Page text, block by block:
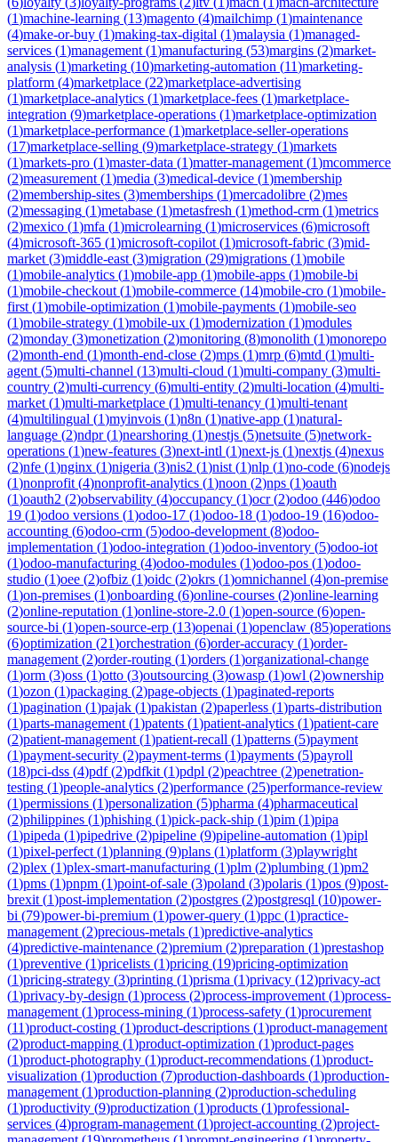
(1)machine-learning (13)magento (4)mailchimp (1)maintenance
(4)make-or-buy (1)making-tax-digital (1)malaysia (1)managed-
services (1)management (1)manufacturing (53)margins (2)market-
analysis (1)marketing (10)marketing-automation (11)marketing-
platform (4)marketplace (22)marketplace-advertising
(1)marketplace-analytics (1)marketplace-fees (1)marketplace-
integration (9)marketplace-operations (1)marketplace-optimization
(1)marketplace-performance (1)marketplace-seller-operations
(17)marketplace-selling (9)marketplace-strategy (1)markets
(1)markets-pro (1)master-data (1)matter-management (1)mcommerce
(2)measurement (1)media (3)medical-device (1)membership
(2)membership-sites (3)memberships (1)mercadolibre (2)mes
(2)messaging (1)metabase (1)metasfresh (1)method-crm (1)metrics
(2)mexico (1)mfa (1)microlearning (1)microservices (6)microsoft
(4)microsoft-365 (1)microsoft-copilot (1)microsoft-fabric (3)mid-
market (3)middle-east (3)migration (29)migrations (1)mobile
(1)mobile-analytics (1)mobile-app (1)mobile-apps (1)mobile-bi
(1)mobile-checkout (1)mobile-commerce (14)mobile-cro (1)mobile-
first (1)mobile-optimization (1)mobile-payments (1)mobile-seo
(1)mobile-strategy (1)mobile-ux (1)modernization (1)modules
(2)monday (3)monetization (2)monitoring (8)monolith (1)monorepo
(2)month-end (1)month-end-close (2)mps (1)mrp (6)mtd (1)multi-
agent (5)multi-channel (13)multi-cloud (1)multi-company (3)multi-
country (2)multi-currency (6)multi-entity (2)multi-location (4)multi-
market (1)multi-marketplace (1)multi-tenancy (1)multi-tenant
(4)multilingual (1)myinvois (1)n8n (1)native-app (1)natural-
language (2)ndpr(1)nearshoring (1)nestjs (5)netsuite (5)network-
operations (1)new-features (3)next-intl (1)next-js (1)nextjs (4)nexus
(2)nfe (1)nginx (1)nigeria (3)nis2 (1)nist (1)nlp (1)no-code (6)nodejs
(1)nonprofit (4)nonprofit-analytics (1)noon (2)nps (1)oauth
(1)oauth2 (2)observability (4)occupancy (1)ocr(2)odoo (446)odoo
19 (1)odoo versions (1)odoo-17 (1)odoo-18 (1)odoo-19 (16)odoo-
accounting (6)odoo-crm (5)odoo-development (8)odoo-
implementation (1)odoo-integration (1)odoo-inventory (5)odoo-iot
(1)odoo-manufacturing (4)odoo-modules (1)odoo-pos (1)odoo-
studio (1)oee (2)ofbiz (1)oidc (2)okrs (1)omnichannel (4)on-premise
(1)on-premises (1)onboarding (6)online-courses (2)online-learning
(2)online-reputation (1)online-store-2.0 (1)open-source (6)open-
source-bi (1)open-source-erp (13)openai (1)openclaw (85)operations
(6)optimization (21)orchestration (6)order-accuracy (1)order-
management (2)order-routing (1)orders (1)organizational-change
(1)orm (3)oss (1)otto (3)outsourcing (3)owasp (1)owl (2)ownership
(1)ozon (1)packaging (2)page-objects (1)paginated-reports
(1)pagination (1)pajak (1)pakistan (2)paperless (1)parts-distribution
(1)parts-management (1)patents (1)patient-analytics (1)patient-care
(2)patient-management (1)patient-recall (1)patterns (5)payment
(1)payment-security (2)payment-terms (1)payments (5)payroll
(18)pci-dss (4)pdf(2)pdfkit (1)pdpl (2)peachtree (2)penetration-
testing (1)people-analytics (2)performance (25)performance-review
(1)permissions (1)personalization (5)pharma (4)pharmaceutical
(2)philippines (1)phishing (1)pick-pack-ship (1)pim (1)pipa
(1)pipeda (1)pipedrive (2)pipeline (9)pipeline-automation (1)pipl
(1)pixel-perfect (1)planning (9)plans (1)platform (3)playwright
(2)plex (1)plex-smart-manufacturing (1)plm (2)plumbing (1)pm2
(1)pms (1)pnpm (1)point-of-sale (3)poland (3)polaris (1)pos (9)post-
brexit (1)post-implementation (2)postgres (2)postgresql (10)power-
bi (79)power-bi-premium (1)power-query (1)ppc (1)practice-
management (2)precious-metals (1)predictive-analytics
(4)predictive-maintenance (2)premium (2)preparation (1)prestashop
(1)preventive (1)pricelists (1)pricing (19)pricing-optimization
(1)pricing-strategy (3)printing (1)prisma (1)privacy (12)privacy-act
(1)privacy-by-design (1)process (2)process-improvement (1)process-
management (1)process-mining (1)process-safety (1)procurement
(11)product-costing (1)product-descriptions (1)product-management
(2)product-mapping (1)product-optimization (1)product-pages
(1)product-photography (1)product-recommendations (1)product-
visualization (1)production (7)production-dashboards (1)production-
management (1)production-planning (2)production-scheduling
(1)productivity (9)productization (1)products (1)professional-
services (4)program-management (1)project-accounting (2)project-